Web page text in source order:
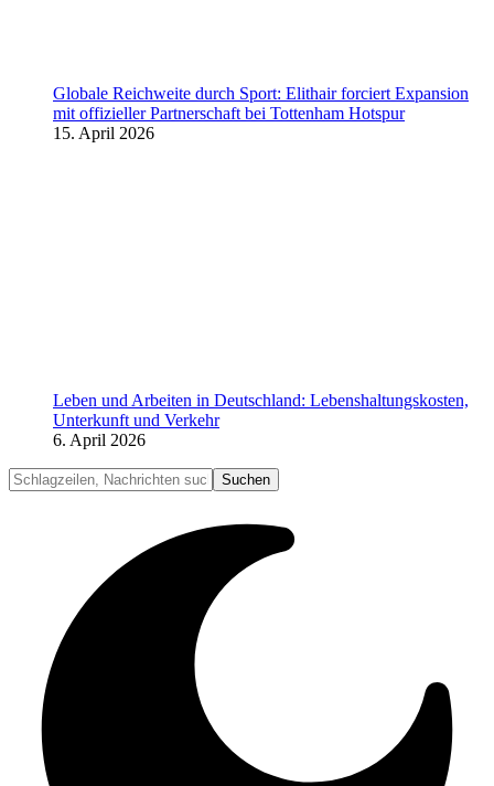
Globale Reichweite durch Sport: Elithair forciert Expansion
mit offizieller Partnerschaft bei Tottenham Hotspur
15. April 2026
Leben und Arbeiten in Deutschland: Lebenshaltungskosten,
Unterkunft und Verkehr
6. April 2026